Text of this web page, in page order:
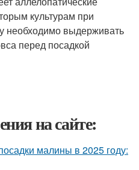
культурам при
необходимо выдерживать
перед посадкой
на сайте:
малины в 2025 году: